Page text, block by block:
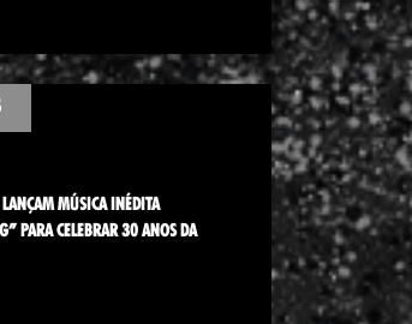
LANÇAM MÚSICA INÉDITA
PARA CELEBRAR 30 ANOS DA